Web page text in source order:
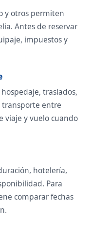
y otros permiten
Antes de reservar
impuestos y
traslados,
transporte entre
viaje y vuelo cuando
hotelería,
Para
comparar fechas